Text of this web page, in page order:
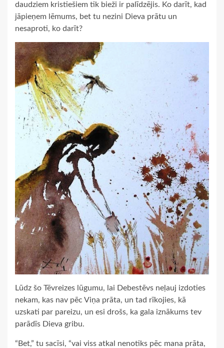
daudziem kristiešiem tik bieži ir palīdzējis. Ko darīt, kad
jāpieņem lēmums, bet tu nezini Dieva prātu un
nesaproti, ko darīt?
Lūdz šo Tēvreizes lūgumu, lai Debestēvs neļauj izdoties
nekam, kas nav pēc Viņa prāta, un tad rīkojies, kā
uzskati par pareizu, un esi drošs, ka gala iznākums tev
parādīs Dieva gribu.
“Bet,” tu sacīsi, “vai viss atkal nenotiks pēc mana prāta,